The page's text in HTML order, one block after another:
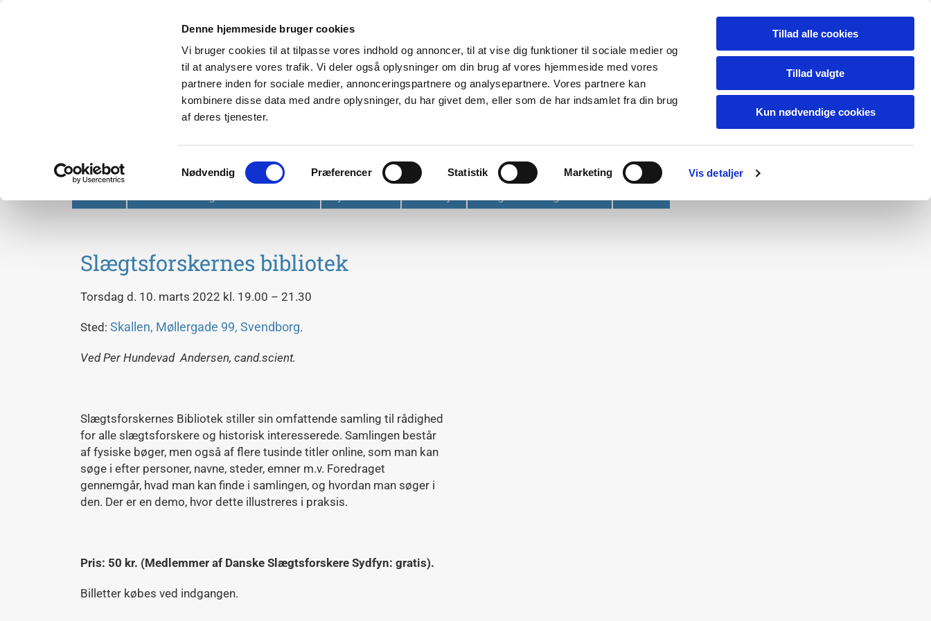
Denne hjemmeside bruger cookies
Vi bruger cookies til at tilpasse vores indhold og annoncer, til at vise dig funktioner til sociale medier og
til at analysere vores trafik. Vi deler også oplysninger om din brug af vores hjemmeside med vores
partnere inden for sociale medier, annonceringspartnere og analysepartnere. Vores partnere kan
kombinere disse data med andre oplysninger, du har givet dem, eller som de har indsamlet fra din brug
af deres tjenester.
Nødvendig Præferencer Statistik Marketing Vis detaljer
Tillad alle cookies
Tillad valgte
Kun nødvendige cookies
Slægtsforskernes bibliotek
Torsdag d. 10. marts 2022 kl. 19.00 – 21.30
Sted: Skallen, Møllergade 99, Svendborg.
VedPer Hundevad Andersen, cand.scient.
Slægtsforskernes Bibliotek stiller sin omfattende samling til rådighed
for alle slægtsforskere og historisk interesserede. Samlingen består
af fysiske bøger, men også af flere tusinde titler online, som man kan
søge i efter personer, navne, steder, emner m.v. Foredraget
gennemgår, hvad man kan finde i samlingen, og hvordan man søger i
den. Der er en demo, hvor dette illustreres i praksis.
Pris: 50 kr. (Medlemmer af Danske Slægtsforskere Sydfyn: gratis).
Billetter købes ved indgangen.